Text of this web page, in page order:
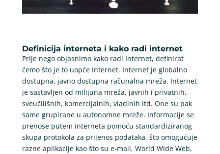
Definicija interneta i kako radi internet
Prije nego objasnimo kako radi Internet, definirat
ćemo što je to uopće Internet. Internet je globalno
dostupna, javno dostupna računalna mreža. Internet
je sastavljen od milijuna mreža, javnih i privatnih,
sveučilišnih, komercijalnih, vladinih itd. One su pak
same grupirane u autonomne mreže. Informacije se
prenose putem interneta pomoću standardiziranog
skupa protokola za prijenos podataka, što omogućuje
razne aplikacije kao što su e-mail, World Wide Web,